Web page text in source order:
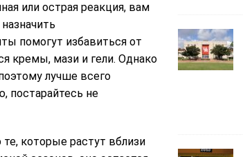
или острая реакция, вам
помогут избавиться от
кремы, мази и гели. Однако
лучше всего
постарайтесь не
те, которые растут вблизи